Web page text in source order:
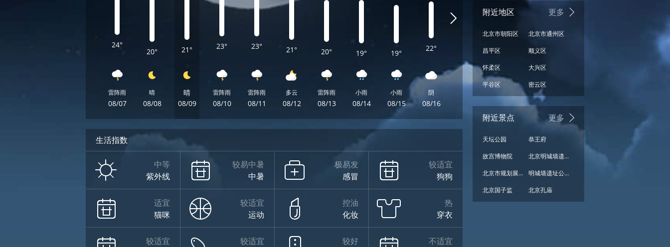
附近地区 更多
北京市朝阳区
北京市通州区
昌平区
顺义区
怀柔区
大兴区
平谷区
密云区
附近景点 更多
天坛公园
恭王府
故宫博物院
北京明城墙遗址公园
北京市规划展览馆
明城墙遗址公园
北京国子监
北京孔庙
24°
雷阵雨
08/07
20°
晴
08/08
21°
晴
08/09
23°
雷阵雨
08/10
23°
雷阵雨
08/11
21°
多云
08/12
20°
雷阵雨
08/13
19°
小雨
08/14
19°
小雨
08/15
22°
阴
08/16
23°
20°
小雨
08/19
生活指数
中等
紫外线
较易中暑
中暑
极易发
感冒
较适宜
狗狗
适宜
猫咪
较适宜
运动
控油
化妆
热
穿衣
较适宜
较适宜
较好
不适宜